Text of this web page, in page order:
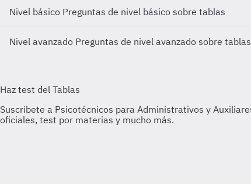
Nivel básico Preguntas de nivel básico sobre tablas
Nivel avanzado Preguntas de nivel avanzado sobre tablas